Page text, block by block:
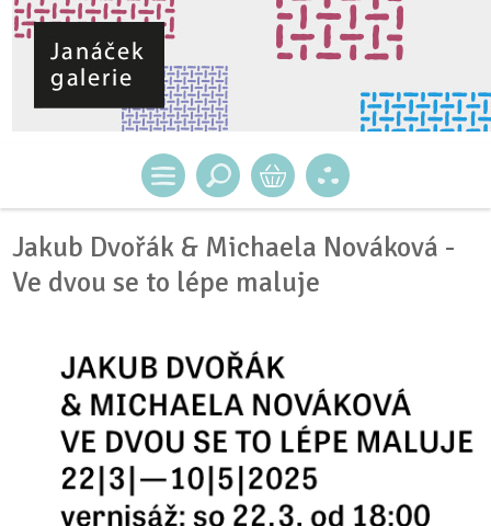
Jakub Dvořák & Michaela Nováková -
Ve dvou se to lépe maluje